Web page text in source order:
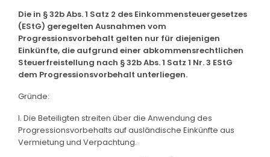
Die in § 32b Abs. 1 Satz 2 des Einkommensteuergesetzes
(EStG) geregelten Ausnahmen vom
Progressionsvorbehalt gelten nur für diejenigen
Einkünfte, die aufgrund einer abkommensrechtlichen
Steuerfreistellung nach § 32b Abs. 1 Satz 1 Nr. 3 EStG
dem Progressionsvorbehalt unterliegen.
Gründe:
I. Die Beteiligten streiten über die Anwendung des
Progressionsvorbehalts auf ausländische Einkünfte aus
Vermietung und Verpachtung.